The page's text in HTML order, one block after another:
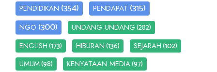
PENDIDIKAN (354) PENDAPAT (315)
NGO (300) UNDANG-UNDANG(282)
ENGLISH(173) HIBURAN(136) SEJARAH(102)
UMUM(98) KENYATAAN MEDIA(97)